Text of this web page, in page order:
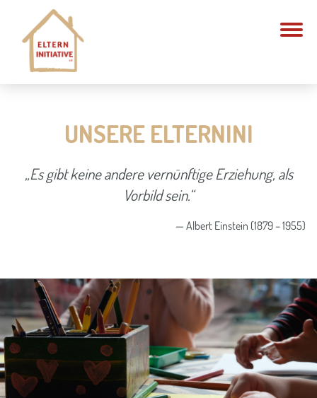
WER WIR SIND
ELTERNINI
RÄUME
JOBS
KONTAKT
UNSERE ELTERNINI
„Es gibt keine andere vernünftige Erziehung, als
Vorbild sein.“
— Albert Einstein (1879 – 1955)